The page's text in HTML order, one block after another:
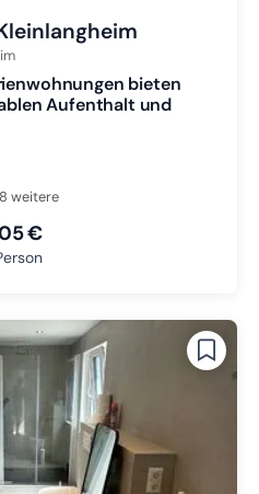
bieten
Aufenthalt und
weitere
€